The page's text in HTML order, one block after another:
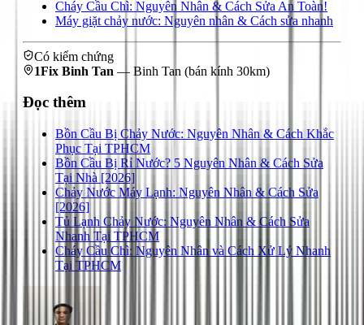
Cháy Cầu Chì: Nguyên Nhân & Cách Sửa An Toàn!
Máy giặt chảy nước: Nguyên nhân & Cách sửa nhanh
Có kiểm chứng
1Fix Binh Tan — Binh Tan (bán kính 30km)
Đọc thêm
Bồn Cầu Bị Chảy Nước: Nguyên Nhân & Cách Khắc
Phục Tại TPHCM
Bồn Cầu Bị Rỉ Nước? 5 Nguyên Nhân & Cách Sửa
Tại Nhà [2026]
Chảy Nước Máy Lạnh: Nguyên Nhân & Cách Sửa
[2026]
Tủ Lạnh Chảy Nước: Nguyên Nhân & Cách Sửa
Nhanh Tại TPHCM
Cháy Cầu Chì: Nguyên Nhân và Cách Xử Lý Nhanh
Tại TPHCM